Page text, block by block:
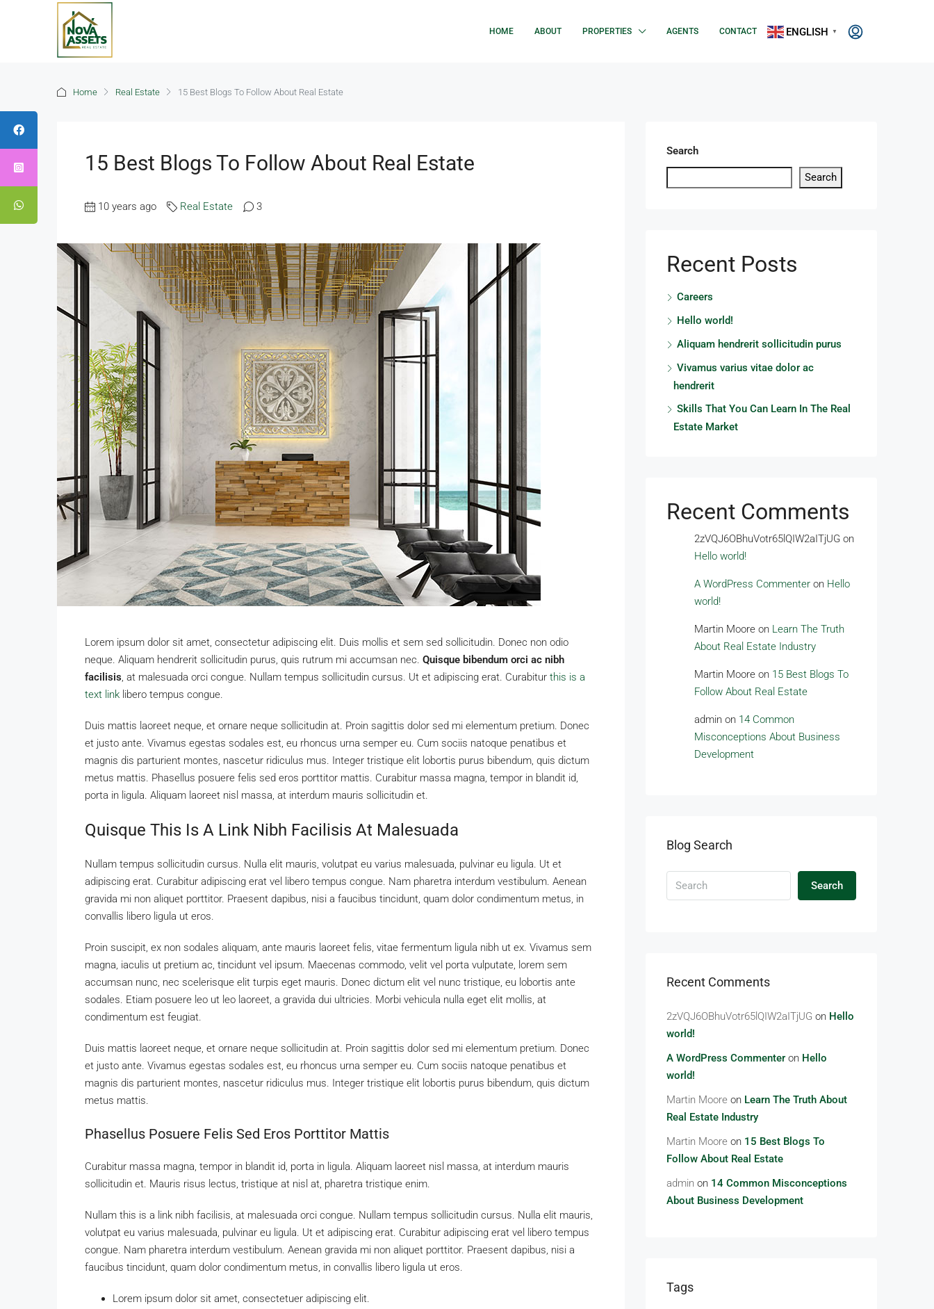
HOME ABOUT PROPERTIES AGENTS CONTACT ENGLISH ▼
Home Real Estate 15 Best Blogs To Follow About Real Estate
15 Best Blogs To Follow About Real Estate
10 years ago Real Estate 3
Lorem ipsum dolor sit amet, consectetur adipiscing elit. Duis mollis et sem sed sollicitudin. Donec non odio
neque. Aliquam hendrerit sollicitudin purus, quis rutrum mi accumsan nec. Quisque bibendum orci ac nibh
facilisis, at malesuada orci congue. Nullam tempus sollicitudin cursus. Ut et adipiscing erat. Curabitur this is a
text link libero tempus congue.
Duis mattis laoreet neque, et ornare neque sollicitudin at. Proin sagittis dolor sed mi elementum pretium. Donec
et justo ante. Vivamus egestas sodales est, eu rhoncus urna semper eu. Cum sociis natoque penatibus et
magnis dis parturient montes, nascetur ridiculus mus. Integer tristique elit lobortis purus bibendum, quis dictum
metus mattis. Phasellus posuere felis sed eros porttitor mattis. Curabitur massa magna, tempor in blandit id,
porta in ligula. Aliquam laoreet nisl massa, at interdum mauris sollicitudin et.
Quisque This Is A Link Nibh Facilisis At Malesuada
Nullam tempus sollicitudin cursus. Nulla elit mauris, volutpat eu varius malesuada, pulvinar eu ligula. Ut et
adipiscing erat. Curabitur adipiscing erat vel libero tempus congue. Nam pharetra interdum vestibulum. Aenean
gravida mi non aliquet porttitor. Praesent dapibus, nisi a faucibus tincidunt, quam dolor condimentum metus, in
convallis libero ligula ut eros.
Proin suscipit, ex non sodales aliquam, ante mauris laoreet felis, vitae fermentum ligula nibh ut ex. Vivamus sem
magna, iaculis ut pretium ac, tincidunt vel ipsum. Maecenas commodo, velit vel porta vulputate, lorem sem
accumsan nunc, nec scelerisque elit turpis eget mauris. Donec dictum elit vel nunc tristique, eu lobortis ante
sodales. Etiam posuere leo ut leo laoreet, a gravida dui ultricies. Morbi vehicula nulla eget elit mollis, at
condimentum est feugiat.
Duis mattis laoreet neque, et ornare neque sollicitudin at. Proin sagittis dolor sed mi elementum pretium. Donec
et justo ante. Vivamus egestas sodales est, eu rhoncus urna semper eu. Cum sociis natoque penatibus et
magnis dis parturient montes, nascetur ridiculus mus. Integer tristique elit lobortis purus bibendum, quis dictum
metus mattis.
Phasellus Posuere Felis Sed Eros Porttitor Mattis
Curabitur massa magna, tempor in blandit id, porta in ligula. Aliquam laoreet nisl massa, at interdum mauris
sollicitudin et. Mauris risus lectus, tristique at nisl at, pharetra tristique enim.
Nullam this is a link nibh facilisis, at malesuada orci congue. Nullam tempus sollicitudin cursus. Nulla elit mauris,
volutpat eu varius malesuada, pulvinar eu ligula. Ut et adipiscing erat. Curabitur adipiscing erat vel libero tempus
congue. Nam pharetra interdum vestibulum. Aenean gravida mi non aliquet porttitor. Praesent dapibus, nisi a
faucibus tincidunt, quam dolor condimentum metus, in convallis libero ligula ut eros.
Lorem ipsum dolor sit amet, consectetuer adipiscing elit.
Search
Search
Recent Posts
Careers
Hello world!
Aliquam hendrerit sollicitudin purus
Vivamus varius vitae dolor ac
hendrerit
Skills That You Can Learn In The Real
Estate Market
Recent Comments
2zVQJ6OBhuVotr65lQIW2aITjUG on
Hello world!
A WordPress Commenter on Hello
world!
Martin Moore on Learn The Truth
About Real Estate Industry
Martin Moore on 15 Best Blogs To
Follow About Real Estate
admin on 14 Common
Misconceptions About Business
Development
Blog Search
Search
Recent Comments
2zVQJ6OBhuVotr65lQIW2aITjUG on Hello
world!
A WordPress Commenter on Hello
world!
Martin Moore on Learn The Truth About
Real Estate Industry
Martin Moore on 15 Best Blogs To
Follow About Real Estate
admin on 14 Common Misconceptions
About Business Development
Tags